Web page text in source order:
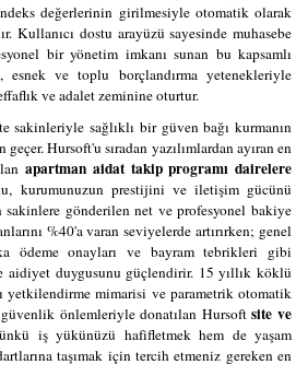
değerlerinin girilmesiyle otomatik olarak
Kullanıcı dostu arayüzü sayesinde muhasebe
bir yönetim imkanı sunan bu kapsamlı
, esnek ve toplu borçlandırma yetenekleriyle
ve adalet zeminine oturtur.
sakinleriyle sağlıklı bir güven bağı kurmanın
Hursoft'u sıradan yazılımlardan ayıran en
apartman aidat takip programı dairelere
kurumunuzun prestijini ve iletişim gücünü
sakinlere gönderilen net ve profesyonel bakiye
%40'a varan seviyelerde artırırken; genel
ödeme onayları ve bayram tebrikleri gibi
duygusunu güçlendirir. 15 yıllık köklü
yetkilendirme mimarisi ve parametrik otomatik
önlemleriyle donatılan Hursoftsite ve
iş yükünüzü hafifletmek hem de yaşam
taşımak için tercih etmeniz gereken en